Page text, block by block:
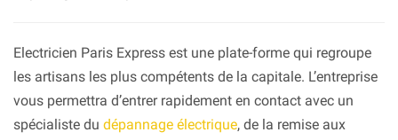
Electricien Paris Express est une plate-forme qui regroupe
les artisans les plus compétents de la capitale. L’entreprise
vous permettra d’entrer rapidement en contact avec un
spécialiste du dépannage électrique, de la remise aux